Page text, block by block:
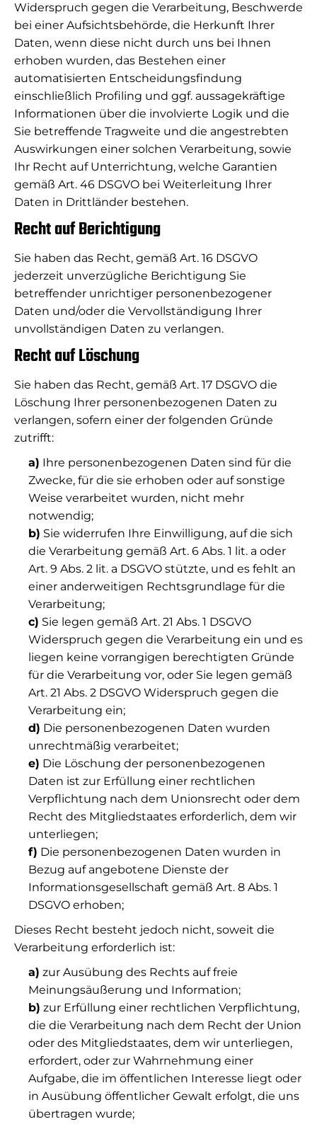
Widerspruch gegen die Verarbeitung, Beschwerde
bei einer Aufsichtsbehörde, die Herkunft Ihrer
Daten, wenn diese nicht durch uns bei Ihnen
erhoben wurden, das Bestehen einer
automatisierten Entscheidungsfindung
einschließlich Profiling und ggf. aussagekräftige
Informationen über die involvierte Logik und die
Sie betreffende Tragweite und die angestrebten
Auswirkungen einer solchen Verarbeitung, sowie
Ihr Recht auf Unterrichtung, welche Garantien
gemäß Art. 46 DSGVO bei Weiterleitung Ihrer
Daten in Drittländer bestehen.
Recht auf Berichtigung
Sie haben das Recht, gemäß Art. 16 DSGVO
jederzeit unverzügliche Berichtigung Sie
betreffender unrichtiger personenbezogener
Daten und/oder die Vervollständigung Ihrer
unvollständigen Daten zu verlangen.
Recht auf Löschung
Sie haben das Recht, gemäß Art. 17 DSGVO die
Löschung Ihrer personenbezogenen Daten zu
verlangen, sofern einer der folgenden Gründe
zutrifft:
a) Ihre personenbezogenen Daten sind für die
Zwecke, für die sie erhoben oder auf sonstige
Weise verarbeitet wurden, nicht mehr
notwendig;
b) Sie widerrufen Ihre Einwilligung, auf die sich
die Verarbeitung gemäß Art. 6 Abs. 1 lit. a oder
Art. 9 Abs. 2 lit. a DSGVO stützte, und es fehlt an
einer anderweitigen Rechtsgrundlage für die
Verarbeitung;
c) Sie legen gemäß Art. 21 Abs. 1 DSGVO
Widerspruch gegen die Verarbeitung ein und es
liegen keine vorrangigen berechtigten Gründe
für die Verarbeitung vor, oder Sie legen gemäß
Art. 21 Abs. 2 DSGVO Widerspruch gegen die
Verarbeitung ein;
d) Die personenbezogenen Daten wurden
unrechtmäßig verarbeitet;
e) Die Löschung der personenbezogenen
Daten ist zur Erfüllung einer rechtlichen
Verpflichtung nach dem Unionsrecht oder dem
Recht des Mitgliedstaates erforderlich, dem wir
unterliegen;
f) Die personenbezogenen Daten wurden in
Bezug auf angebotene Dienste der
Informationsgesellschaft gemäß Art. 8 Abs. 1
DSGVO erhoben;
Dieses Recht besteht jedoch nicht, soweit die
Verarbeitung erforderlich ist:
a) zur Ausübung des Rechts auf freie
Meinungsäußerung und Information;
b) zur Erfüllung einer rechtlichen Verpflichtung,
die die Verarbeitung nach dem Recht der Union
oder des Mitgliedstaates, dem wir unterliegen,
erfordert, oder zur Wahrnehmung einer
Aufgabe, die im öffentlichen Interesse liegt oder
in Ausübung öffentlicher Gewalt erfolgt, die uns
übertragen wurde;